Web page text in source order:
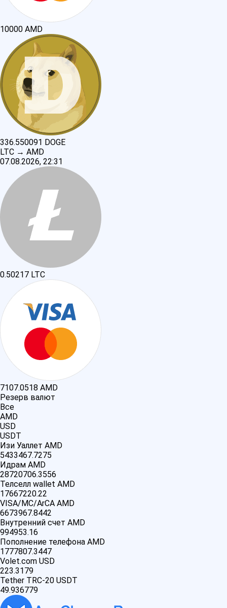
10000 AMD
336.550091 DOGE
LTC → AMD
07.08.2026, 22:31
0.50217 LTC
7107.0518 AMD
Резерв валют
Все
AMD
USD
USDT
Изи Уаллет AMD
5433467.7275
Идрам AMD
28720706.3556
Телселл wallet AMD
17667220.22
VISA/MC/ArCA AMD
6673967.8442
Внутренний счет AMD
994953.16
Пополнение телефона AMD
1777807.3447
Volet.com USD
223.3179
Tether TRC-20 USDT
49.936779